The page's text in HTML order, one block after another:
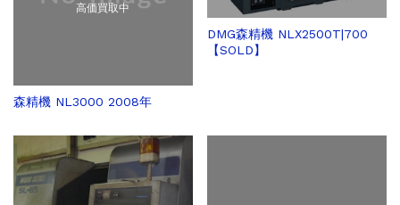
高価買取中
森精機 NL3000 2008年
DMG森精機 NLX2500T|700
【SOLD】